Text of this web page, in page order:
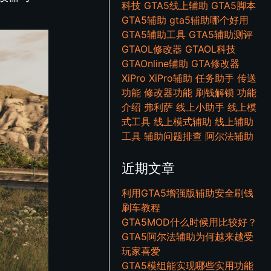
科技 GTA5线上辅助 GTA5脚本
GTA5辅助 gta5辅助哪个好用
GTA5辅助工具 GTA5辅助测评
GTAOL修改器 GTAOL科技
GTAOnline辅助 GTA修改器
XiPro XiPro辅助 任务助手 传送
功能 修改器功能 刷钱解锁 功能
介绍 弗利萨 线上小助手 线上模
式工具 线上模式辅助 线上辅助
工具 辅助问题排查 阿尔法辅助
近期文章
利用GTA5增强版辅助安全刷钱
刷车教程
GTA5MOD什么时候用比较好？
GTA5阿尔法辅助为何越来越受
玩家喜爱
GTA5模组能实现哪些实用功能